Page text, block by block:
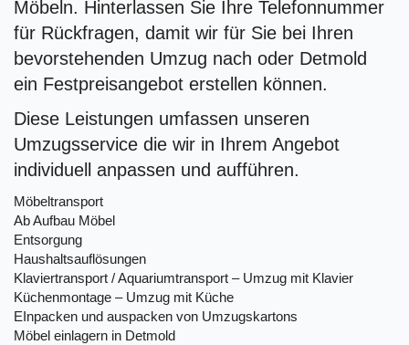
Möbeln. Hinterlassen Sie Ihre Telefonnummer
für Rückfragen, damit wir für Sie bei Ihren
bevorstehenden Umzug nach oder Detmold
ein Festpreisangebot erstellen können.
Diese Leistungen umfassen unseren
Umzugsservice die wir in Ihrem Angebot
individuell anpassen und aufführen.
Möbeltransport
Ab Aufbau Möbel
Entsorgung
Haushaltsauflösungen
Klaviertransport / Aquariumtransport – Umzug mit Klavier
Küchenmontage – Umzug mit Küche
EInpacken und auspacken von Umzugskartons
Möbel einlagern in Detmold